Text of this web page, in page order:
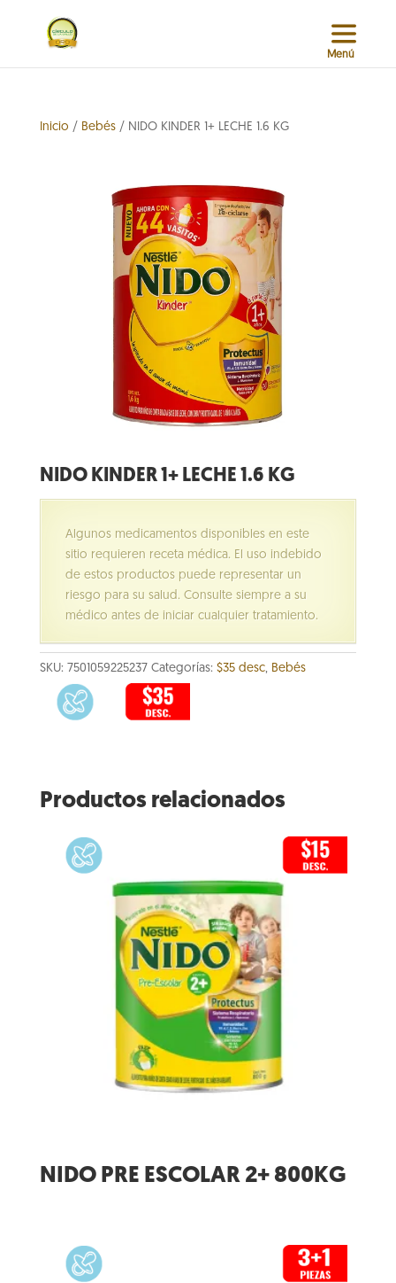
Inicio / Bebés/ NIDO KINDER 1+ LECHE 1.6 KG
NIDO KINDER 1+ LECHE 1.6 KG
Algunos medicamentos disponibles en este
sitio requieren receta médica. El uso indebido
de estos productos puede representar un
riesgo para su salud. Consulte siempre a su
médico antes de iniciar cualquier tratamiento.
SKU: 7501059225237 Categorías: $35 desc, Bebés
Productos relacionados
NIDO PRE ESCOLAR 2+ 800KG